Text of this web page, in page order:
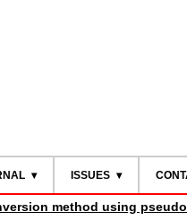
ISSUES
method using